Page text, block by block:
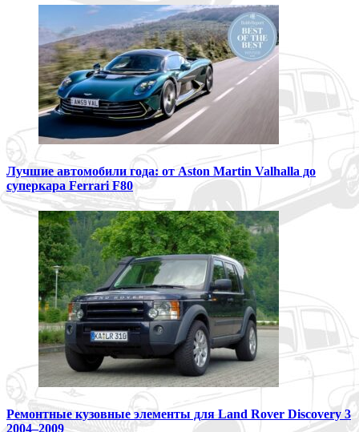
Лучшие автомобили года: от Aston Martin Valhalla до
суперкара Ferrari F80
Ремонтные кузовные элементы для Land Rover Discovery 3
2004–2009